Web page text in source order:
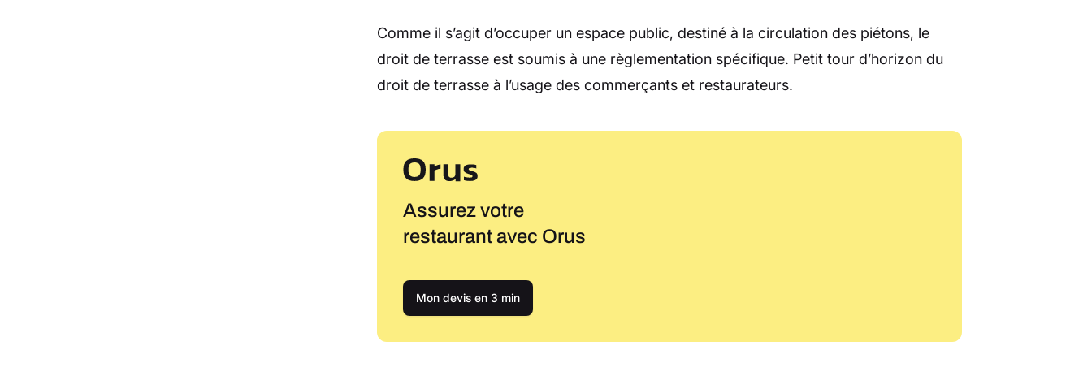
Comme il s’agit d’occuper un espace public, destiné à la circulation des piétons, le
droit de terrasse est soumis à une règlementation spécifique. Petit tour d’horizon du
droit de terrasse à l’usage des commerçants et restaurateurs.
Assurez votre
restaurant avec Orus
Mon devis en 3 min